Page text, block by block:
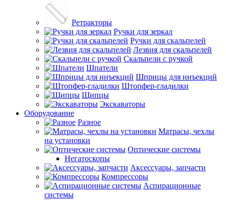
Ретракторы
Ручки для зеркал
Ручки для скальпелей
Лезвия для скальпелей
Скальпели с ручкой
Шпатели
Шприцы для инъекций
Штопфер-гладилки
Щипцы
Экскаваторы
Оборудование
Разное
Матрасы, чехлы
на установки
Оптические системы
Негатоскопы
Аксессуары, запчасти
Компрессоры
Аспирационные
системы